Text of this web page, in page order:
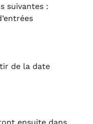
suivantes :
de la date